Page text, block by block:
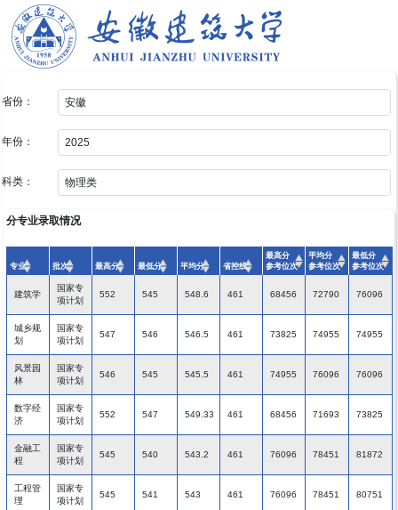
省份：
年份：
科类：
分专业录取情况
专业 批次 最高分 最低分 平均分 省控线
最高分
参考位次
平均分
参考位次
最低分
参考位次
建筑学
国家专
项计划
552 545 548.6 461 68456 72790 76096
城乡规
划
国家专
项计划
547 546 546.5 461 73825 74955 74955
风景园
林
国家专
项计划
546 545 545.5 461 74955 76096 76096
数字经
济
国家专
项计划
552 547 549.33 461 68456 71693 73825
金融工
程
国家专
项计划
545 540 543.2 461 76096 78451 81872
工程管
理
国家专
项计划
545 541 543 461 76096 78451 80751